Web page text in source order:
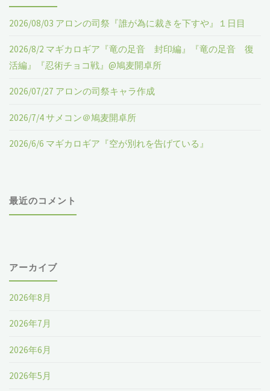
2026/08/03 アロンの司祭『誰が為に裁きを下すや』１日目
2026/8/2 マギカロギア『竜の足音 封印編』『竜の足音 復
活編』『忍術チョコ戦』@鳩麦開卓所
2026/07/27 アロンの司祭キャラ作成
2026/7/4 サメコン＠鳩麦開卓所
2026/6/6 マギカロギア『空が別れを告げている』
最近のコメント
アーカイブ
2026年8月
2026年7月
2026年6月
2026年5月